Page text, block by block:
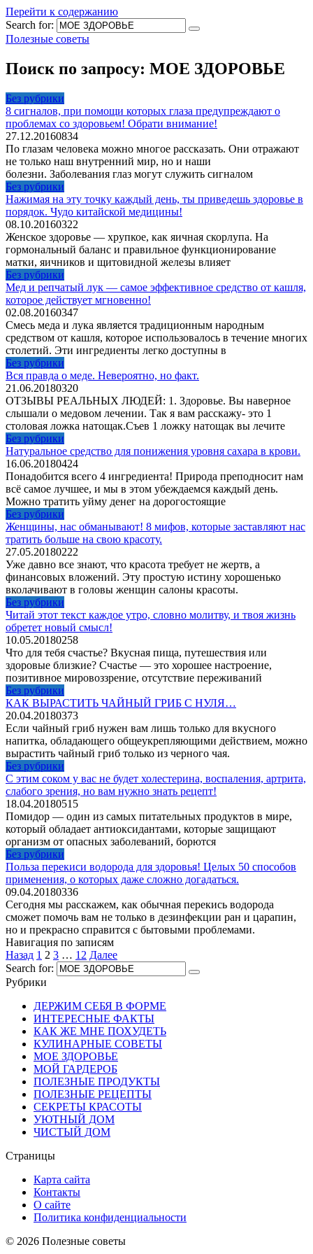
Перейти к содержанию
Search for:
Полезные советы
Поиск по запросу: МОЕ ЗДОРОВЬЕ
Без рубрики
8 сигналов, при помощи которых глаза предупреждают о
проблемах со здоровьем! Обрати внимание!
27.12.20160834
По глазам человека можно многое рассказать. Они отражают
не только наш внутренний мир, но и наши
болезни. Заболевания глаз могут служить сигналом
Без рубрики
Нажимая на эту точку каждый день, ты приведешь здоровье в
порядок. Чудо китайской медицины!
08.10.20160322
Женское здоровье — хрупкое, как яичная скорлупа. На
гормональный баланс и правильное функционирование
матки, яичников и щитовидной железы влияет
Без рубрики
Мед и репчатый лук — самое эффективное средство от кашля,
которое действует мгновенно!
02.08.20160347
Смесь меда и лука является традиционным народным
средством от кашля, которое использовалось в течение многих
столетий. Эти ингредиенты легко доступны в
Без рубрики
Вся правда о меде. Невероятно, но факт.
21.06.20180320
ОТЗЫВЫ РЕАЛЬНЫХ ЛЮДЕЙ: 1. Здоровье. Вы наверное
слышали о медовом лечении. Так я вам расскажу- это 1
столовая ложка натощак.Съев 1 ложку натощак вы лечите
Без рубрики
Натуральное средство для понижения уровня сахара в крови.
16.06.20180424
Понадобится всего 4 ингредиента! Природа преподносит нам
всё самое лучшее, и мы в этом убеждаемся каждый день.
Можно тратить уйму денег на дорогостоящие
Без рубрики
Женщины, нас обманывают! 8 мифов, которые заставляют нас
тратить больше на свою красоту.
27.05.20180222
Уже давно все знают, что красота требует не жертв, а
финансовых вложений. Эту простую истину хорошенько
вколачивают в головы женщин салоны красоты.
Без рубрики
Читай этот текст каждое утро, словно молитву, и твоя жизнь
обретет новый смысл!
10.05.20180258
Что для тебя счастье? Вкусная пища, путешествия или
здоровые близкие? Счастье — это хорошее настроение,
позитивное мировоззрение, отсутствие переживаний
Без рубрики
КАК ВЫРАСТИТЬ ЧАЙНЫЙ ГРИБ С НУЛЯ…
20.04.20180373
Если чайный гриб нужен вам лишь только для вкусного
напитка, обладающего общеукрепляющими действием, можно
вырастить чайный гриб только из черного чая.
Без рубрики
С этим соком у вас не будет холестерина, воспаления, артрита,
слабого зрения, но вам нужно знать рецепт!
18.04.20180515
Помидор — один из самых питательных продуктов в мире,
который обладает антиоксидантами, которые защищают
организм от опасных заболеваний, борются
Без рубрики
Польза перекиси водорода для здоровья! Целых 50 способов
применения, о которых даже сложно догадаться.
09.04.20180336
Сегодня мы расскажем, как обычная перекись водорода
сможет помочь вам не только в дезинфекции ран и царапин,
но и прекрасно справится с бытовыми проблемами.
Навигация по записям
Назад 1 2 3 … 12 Далее
Search for:
Рубрики
ДЕРЖИМ СЕБЯ В ФОРМЕ
ИНТЕРЕСНЫЕ ФАКТЫ
КАК ЖЕ МНЕ ПОХУДЕТЬ
КУЛИНАРНЫЕ СОВЕТЫ
МОЕ ЗДОРОВЬЕ
МОЙ ГАРДЕРОБ
ПОЛЕЗНЫЕ ПРОДУКТЫ
ПОЛЕЗНЫЕ РЕЦЕПТЫ
СЕКРЕТЫ КРАСОТЫ
УЮТНЫЙ ДОМ
ЧИСТЫЙ ДОМ
Страницы
Карта сайта
Контакты
О сайте
Политика конфиденциальности
© 2026 Полезные советы